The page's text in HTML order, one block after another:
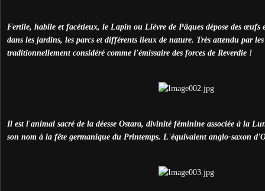
Fertile, habile et facétieux, le Lapin ou Lièvre de Pâques dépose des œufs
dans les jardins, les parcs et différents lieux de nature. Très attendu par
traditionnellement considéré comme l'émissaire des forces de Reverdie !
Il est l'animal sacré de la déesse Ostara, divinité féminine associée à la
son nom à la fête germanique du Printemps. L'équivalent anglo-saxon